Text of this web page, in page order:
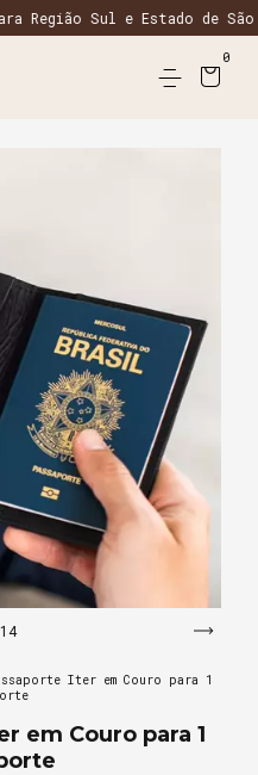
e Estado de São Paulo em
0
14
Iter em Couro para 1
em Couro para 1